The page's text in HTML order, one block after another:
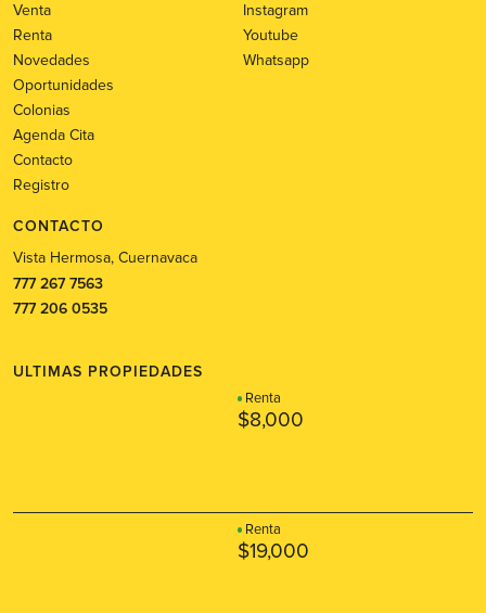
Venta
Renta
Novedades
Oportunidades
Colonias
Agenda Cita
Contacto
Registro
Instagram
Youtube
Whatsapp
CONTACTO
Vista Hermosa, Cuernavaca
777 267 7563
777 206 0535
ULTIMAS PROPIEDADES
Renta
$8,000
Renta
$19,000